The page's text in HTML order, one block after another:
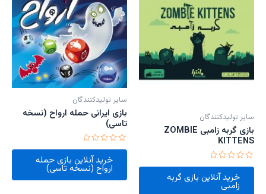
سایر تولیدکنندگان
بازی گربه زامبی ZOMBIE
KITTENS
امتیاز
خرید آنلاین بازی گربه
زامبی
سایر تولیدکنندگان
بازی ایرانی حمله ارواح (نسخه
تاسی)
امتیاز
خرید آنلاین بازی حمله
ارواح (نسخه تاسی)